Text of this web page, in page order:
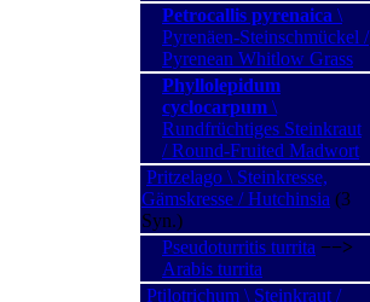
Petrocallis pyrenaica \
Pyrenäen-Steinschmückel /
Pyrenean Whitlow Grass
Phyllolepidum
cyclocarpum \
Rundfrüchtiges Steinkraut
/ Round-Fruited Madwort
Pritzelago \ Steinkresse,
Gämskresse / Hutchinsia (3
Syn.)
Pseudoturritis turrita −−>
Arabis turrita
Ptilotrichum \ Steinkraut /